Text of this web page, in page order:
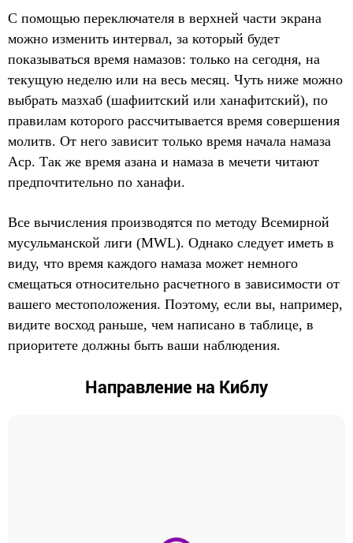
С помощью переключателя в верхней части экрана
можно изменить интервал, за который будет
показываться время намазов: только на сегодня, на
текущую неделю или на весь месяц. Чуть ниже можно
выбрать мазхаб (шафиитский или ханафитский), по
правилам которого рассчитывается время совершения
молитв. От него зависит только время начала намаза
Аср. Так же время азана и намаза в мечети читают
предпочтительно по ханафи.
Все вычисления производятся по методу Всемирной
мусульманской лиги (MWL). Однако следует иметь в
виду, что время каждого намаза может немного
смещаться относительно расчетного в зависимости от
вашего местоположения. Поэтому, если вы, например,
видите восход раньше, чем написано в таблице, в
приоритете должны быть ваши наблюдения.
Направление на Киблу